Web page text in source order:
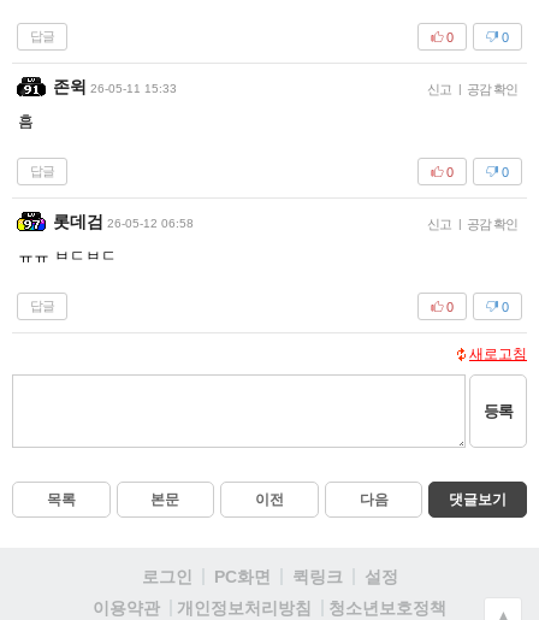
답글 0
0
존윅 26-05-11 15:33 신고 | 공감 확인
흠
답글 0
0
롯데검 26-05-12 06:58 신고 | 공감 확인
ㅠㅠ ㅂㄷㅂㄷ
답글 0
0
새로고침
등록
목록 본문 이전 다음 댓글보기
로그인 PC화면 퀵링크
설정
이용약관
개인정보처리방침
청소년보호정책
▲